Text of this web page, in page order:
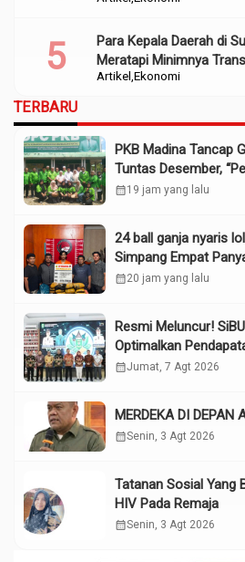
Artikel Ekonomi
Para Kepala Daerah di
Meratapi Minimnya
TERBARU
PKB Madina Tancap
Tuntas Desember,
Tokoh”
calendar_month19 jam yang lalu
24 ball ganja nyaris
Simpang Empat
calendar_month20 jam yang lalu
Resmi Meluncur!
Optimalkan
calendar_monthJumat, 7 Agt 2026
MERDEKA DI DEPAN
calendar_monthSenin, 3 Agt 2026
Tatanan Sosial Yang
HIV Pada Remaja
calendar_monthSenin, 3 Agt 2026